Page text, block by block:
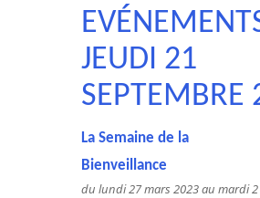
JEUDI 21
SEPTEMBRE
La Semaine de la
Bienveillance
du lundi 27 mars 2023 au mardi